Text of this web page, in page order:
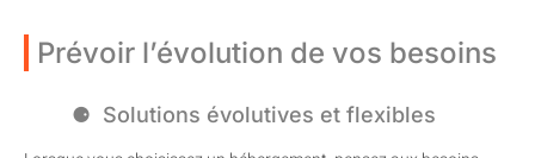
Prévoir l’évolution de vos besoins
Solutions évolutives et flexibles